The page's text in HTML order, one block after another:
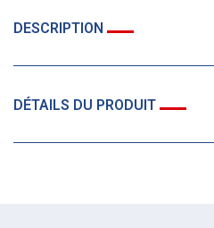
DESCRIPTION
DÉTAILS DU PRODUIT